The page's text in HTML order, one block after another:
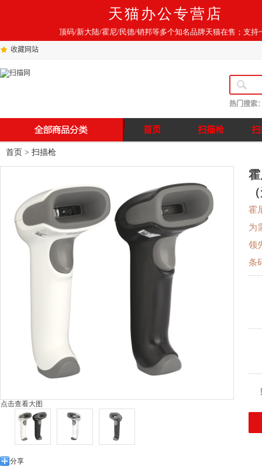
天猫办公专营店
顶码/新大陆/霍尼/民德/销邦等多个知名品牌天猫在售；支持
收藏网站
热门搜索
首页 扫描枪 扫
首页 > 扫描枪
点击查看大图
分享
霍
为
领
条